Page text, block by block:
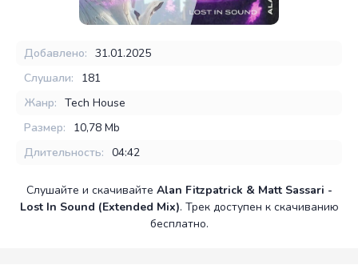
Добавлено: 31.01.2025
Слушали:
181
Жанр: Tech House
Размер:
10,78 Mb
Длительность: 04:42
Слушайте и скачивайте Alan Fitzpatrick & Matt Sassari -
Lost In Sound (Extended Mix). Трек доступен к скачиванию
бесплатно.